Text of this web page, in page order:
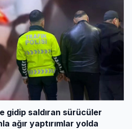
gidip saldıran sürücüler
ağır yaptırımlar yolda